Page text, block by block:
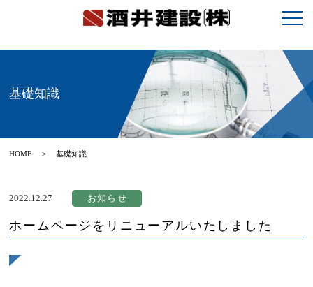
基礎知識
HOME > 基礎知識
2022.12.27 お知らせ
ホームページをリニューアルいたしました